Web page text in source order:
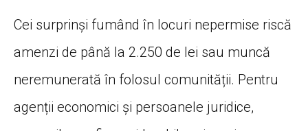
Cei surprinși fumând în locuri nepermise riscă
amenzi de până la 2.250 de lei sau muncă
neremunerată în folosul comunității. Pentru
agenții economici și persoanele juridice,